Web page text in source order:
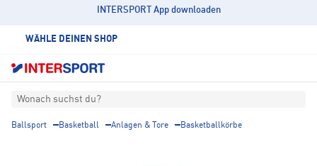
INTERSPORT App downloaden
WÄHLE DEINEN SHOP
Wonach suchst du?
Ballsport Basketball Anlagen & Tore Basketballkörbe